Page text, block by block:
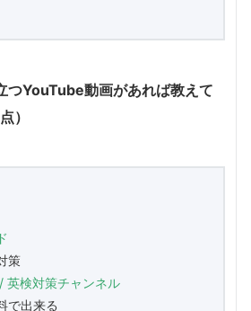
つYouTube動画があれば教えて
）
策
英検対策チャンネル
で出来る